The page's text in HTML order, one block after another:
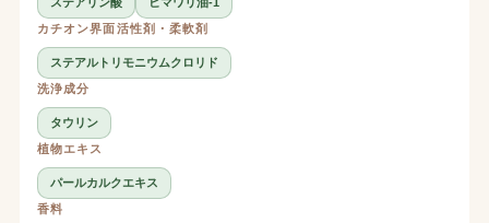
カチオン界面活性剤・柔軟剤
ステアルトリモニウムクロリド
洗浄成分
タウリン
植物エキス
パールカルクエキス
香料